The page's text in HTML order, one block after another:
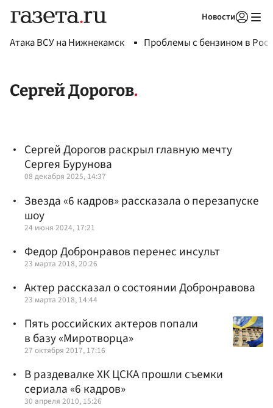
Новости
Атака ВСУ на Нижнекамск Проблемы с бензином в
Сергей Дорогов
Сергей Дорогов раскрыл главную мечту
Сергея Бурунова
08 декабря 2025, 14:37
Звезда «6 кадров» рассказала о перезапуске
шоу
24 июня 2024, 17:21
Федор Добронравов перенес инсульт
23 марта 2018, 20:26
Актер рассказал о состоянии Добронравова
23 марта 2018, 14:44
Пять российских актеров попали
в базу «Миротворца»
27 октября 2017, 17:16
В раздевалке ХК ЦСКА прошли съемки
сериала «6 кадров»
30 апреля 2010, 15:26